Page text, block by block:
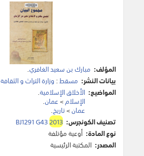
المؤلف: مبارك بن سعيد الغافري.
بيانات النشر: مسقط: وزارة التراث و الثقافة
المواضيع: الأخلاق الإسلامية.
الإسلام>عمان.
عمان>تاريخ.
تصنيف الكونجرس:
BJ1291 G432013
نوع المادة: أوعية مؤتلفة
المصدر: المكتبة الرئيسية